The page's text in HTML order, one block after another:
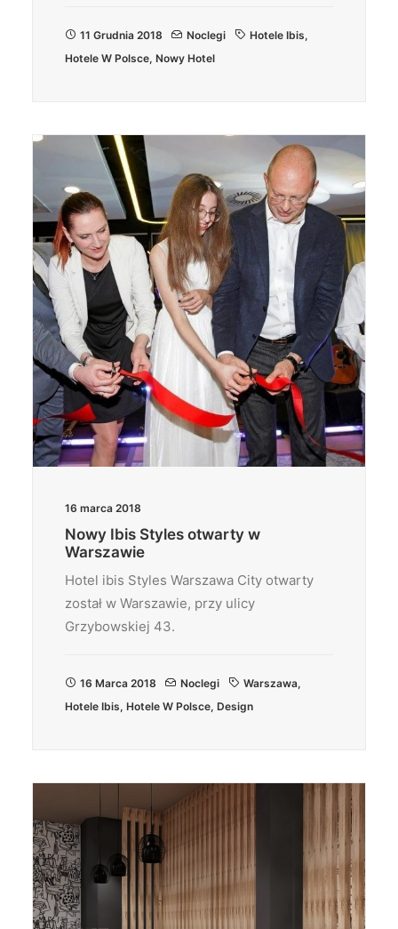
11 Grudnia 2018 Noclegi Hotele Ibis,
Hotele W Polsce, Nowy Hotel
16 marca 2018
Nowy Ibis Styles otwarty w
Warszawie
Hotel ibis Styles Warszawa City otwarty
został w Warszawie, przy ulicy
Grzybowskiej 43.
16 Marca 2018 Noclegi Warszawa,
Hotele Ibis, Hotele W Polsce, Design